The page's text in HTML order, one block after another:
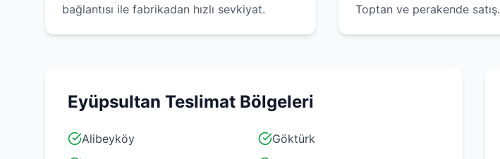
bağlantısı ile fabrikadan hızlı sevkiyat.
Toptan ve perakende satış.
Eyüpsultan Teslimat Bölgeleri
Alibeyköy
Göktürk